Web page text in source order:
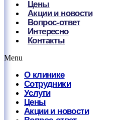
Цены
Акции и новости
Вопрос-ответ
Интересно
Контакты
Menu
О клинике
Сотрудники
Услуги
Цены
Акции и новости